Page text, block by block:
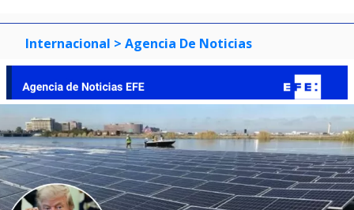
Internacional > Agencia De Noticias